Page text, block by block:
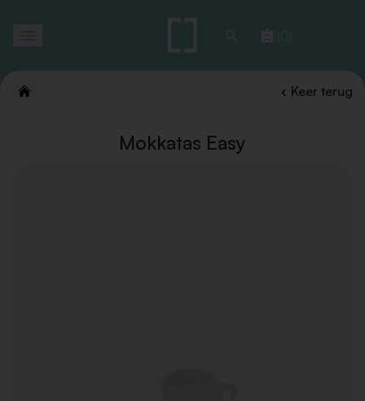
(0)
Keer terug
Mokkatas Easy